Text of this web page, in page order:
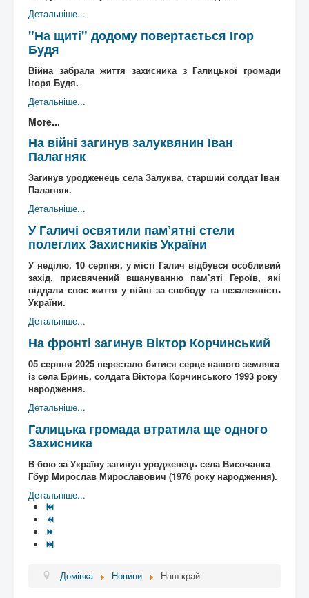
Детальніше...
"На щиті" додому повертається Ігор
Будя
Війна забрала життя захисника з Галицької громади
Ігоря Будя.
Детальніше...
More...
На війні загинув залуквянин Іван
Палагняк
Загинув уродженець села Залуква, старший солдат Іван
Палагняк.
Детальніше...
У Галичі освятили пам’ятні стели
полеглих Захисників України
У неділю, 10 серпня, у місті Галич відбувся особливий
захід, присвячений вшануванню пам’яті Героїв, які
віддали своє життя у війні за свободу та незалежність
України.
Детальніше...
На фронті загинув Віктор Корчинський
05 серпня 2025 перестало битися серце нашого земляка
із села Бринь, солдата Віктора Корчинського 1993 року
народження.
Детальніше...
Галицька громада втратила ще одного
Захисника
В бою за Україну загинув уродженець села Височанка
Гбур Мирослав Мирославович (1976 року народження).
Детальніше...
Домівка Новини Наш край